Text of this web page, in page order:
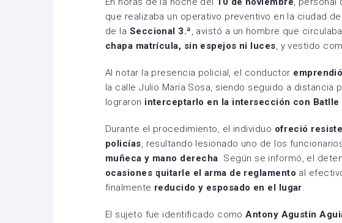
que realizaba un operativo preventivo en la ciudad de
de la Seccional 3.ª, avistó a un hombre que
chapa matrícula, sin espejos ni luces, y vestido
Al notar la presencia policial, el conductor
la calle Julio María Sosa, siendo seguido a distancia
lograron interceptarlo en la intersección con Batlle
Durante el procedimiento, el individuo ofreció
policías, resultando lesionado uno de los
muñeca y mano derecha. Según se informó, el
ocasiones quitarle el arma de reglamento al
finalmente reducido y esposado en el lugar.
El sujeto fue identificado comoAntony Agustín